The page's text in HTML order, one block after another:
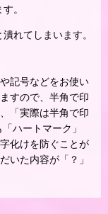
。
れてしまいます。
記号などをお使い
すので、半角で印
「実際は半角で印
ハートマーク」
化けを防ぐことが
いた内容が「？」